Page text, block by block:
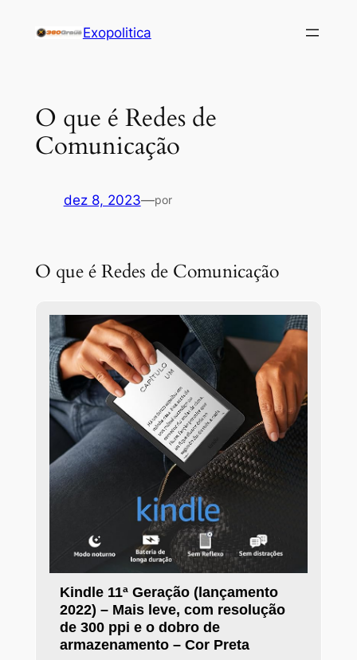
Exopolitica
O que é Redes de
Comunicação
dez 8, 2023—por
O que é Redes de Comunicação
Kindle 11ª Geração (lançamento
2022) – Mais leve, com resolução
de 300 ppi e o dobro de
armazenamento – Cor Preta